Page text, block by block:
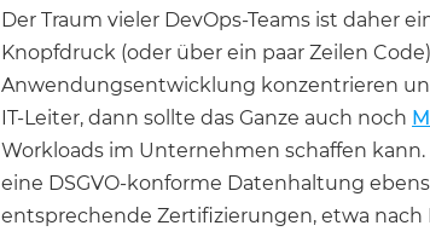
Der Traum vieler DevOps-Teams ist daher
Knopfdruck (oder über ein paar Zeilen
Anwendungsentwicklung konzentrieren
IT-Leiter, dann sollte das Ganze auch noch
Workloads im Unternehmen schaffen
eine DSGVO-konforme Datenhaltung
entsprechende Zertifizierungen, etwa nach